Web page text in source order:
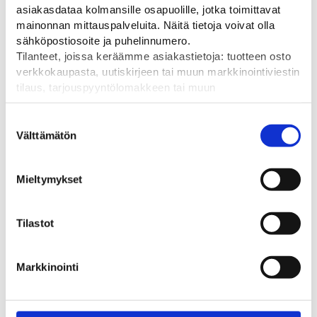
asiakasdataa kolmansille osapuolille, jotka toimittavat
mainonnan mittauspalveluita. Näitä tietoja voivat olla
sähköpostiosoite ja puhelinnumero.
Tilanteet, joissa keräämme asiakastietoja: tuotteen osto
verkkokaupasta, uutiskirjeen tai muun markkinointiviestin
tilaus, tarjouspyyntölomakkeen tai muun
yhteydenottolomakkeen lähettäminen, käyttäjätilin
pyydetään erillinen suostumus tiedon käyttämiseen
markkinoinnissa. Hyväksymällä mainontaevästeet,
hyväksyt asiakasdatan jakamisen kolmansille osapuolille
mainonnan mittaamista varten.
valinta
Välttämätön
Mieltymykset
Tilastot
Markkinointi
850
Tutustu myös
Aikayksikkö Fabema
liikennevaloihin
jalankulkumaski